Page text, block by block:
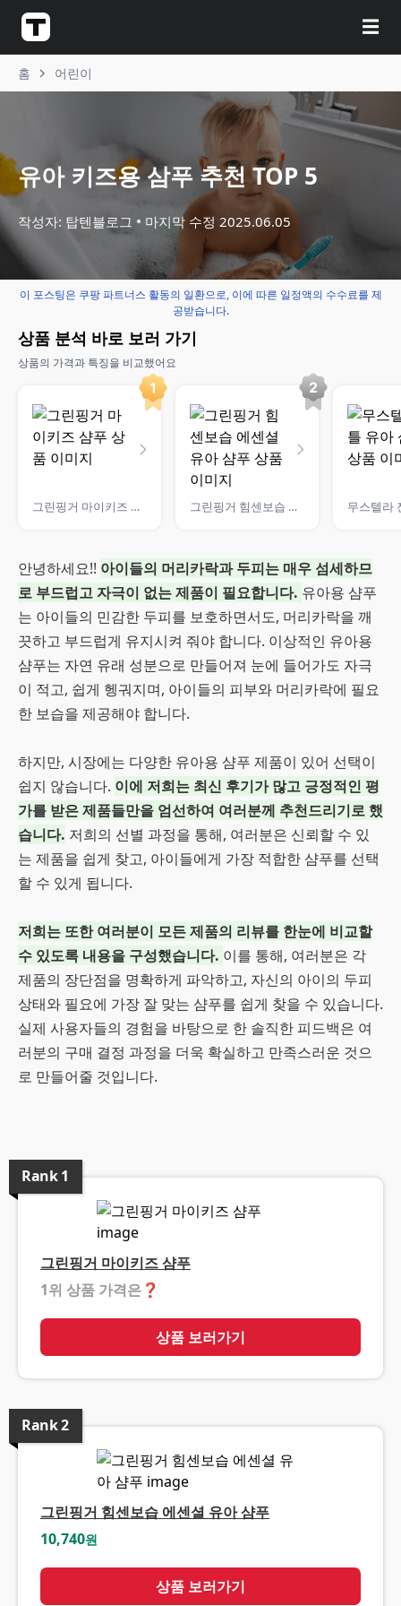
☰
홈 어린이
유아 키즈용 삼푸 추천 TOP 5
작성자: 탑텐블로그 마지막 수정 2025.06.05
이 포스팅은 쿠팡 파트너스 활동의 일환으로, 이에 따른 일정액의 수수료를 제
공받습니다.
상품 분석 바로 보러 가기
상품의 가격과 특징을 비교했어요
그린핑거 마이키즈 샴푸 그린핑거 힘센보습 에센셜 유아 샴푸
안녕하세요!! 아이들의 머리카락과 두피는 매우 섬세하므
로 부드럽고 자극이 없는 제품이 필요합니다. 유아용 샴푸
는 아이들의 민감한 두피를 보호하면서도, 머리카락을 깨
끗하고 부드럽게 유지시켜 줘야 합니다. 이상적인 유아용
샴푸는 자연 유래 성분으로 만들어져 눈에 들어가도 자극
이 적고, 쉽게 헹궈지며, 아이들의 피부와 머리카락에 필요
한 보습을 제공해야 합니다.
하지만, 시장에는 다양한 유아용 샴푸 제품이 있어 선택이
쉽지 않습니다. 이에 저희는 최신 후기가 많고 긍정적인 평
가를 받은 제품들만을 엄선하여 여러분께 추천드리기로 했
습니다. 저희의 선별 과정을 통해, 여러분은 신뢰할 수 있
는 제품을 쉽게 찾고, 아이들에게 가장 적합한 샴푸를 선택
할 수 있게 됩니다.
저희는 또한 여러분이 모든 제품의 리뷰를 한눈에 비교할
수 있도록 내용을 구성했습니다. 이를 통해, 여러분은 각
제품의 장단점을 명확하게 파악하고, 자신의 아이의 두피
상태와 필요에 가장 잘 맞는 샴푸를 쉽게 찾을 수 있습니다.
실제 사용자들의 경험을 바탕으로 한 솔직한 피드백은 여
러분의 구매 결정 과정을 더욱 확실하고 만족스러운 것으
로 만들어줄 것입니다.
Rank1
그린핑거 마이키즈 샴푸
1위 상품 가격은 ❓
상품 보러가기
Rank2
그린핑거 힘센보습 에센셜 유아 샴푸
10,740원
상품 보러가기